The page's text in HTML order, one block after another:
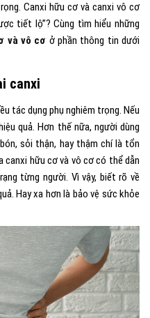
Canxi hữu cơ và canxi vô cơ
tiết lộ”? Cùng tìm hiểu những
và vô cơ ở phần thông tin dưới
canxi
tác dụng phụ nghiêm trọng. Nếu
quả. Hơn thế nữa, người dùng
sỏi thận, hay thậm chí là tổn
canxi hữu cơ và vô cơ có thể dẫn
từng người. Vì vậy, biết rõ về
Hay xa hơn là bảo vệ sức khỏe